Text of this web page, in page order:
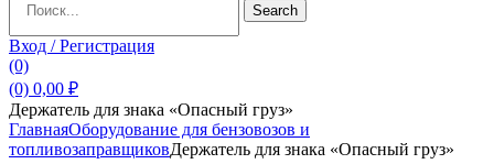
for:
Search
Вход / Регистрация
(0)
(0) 0,00 ₽
Держатель для знака «Опасный груз»
ГлавнаяОборудование для бензовозов и
топливозаправщиковДержатель для знака «Опасный груз»